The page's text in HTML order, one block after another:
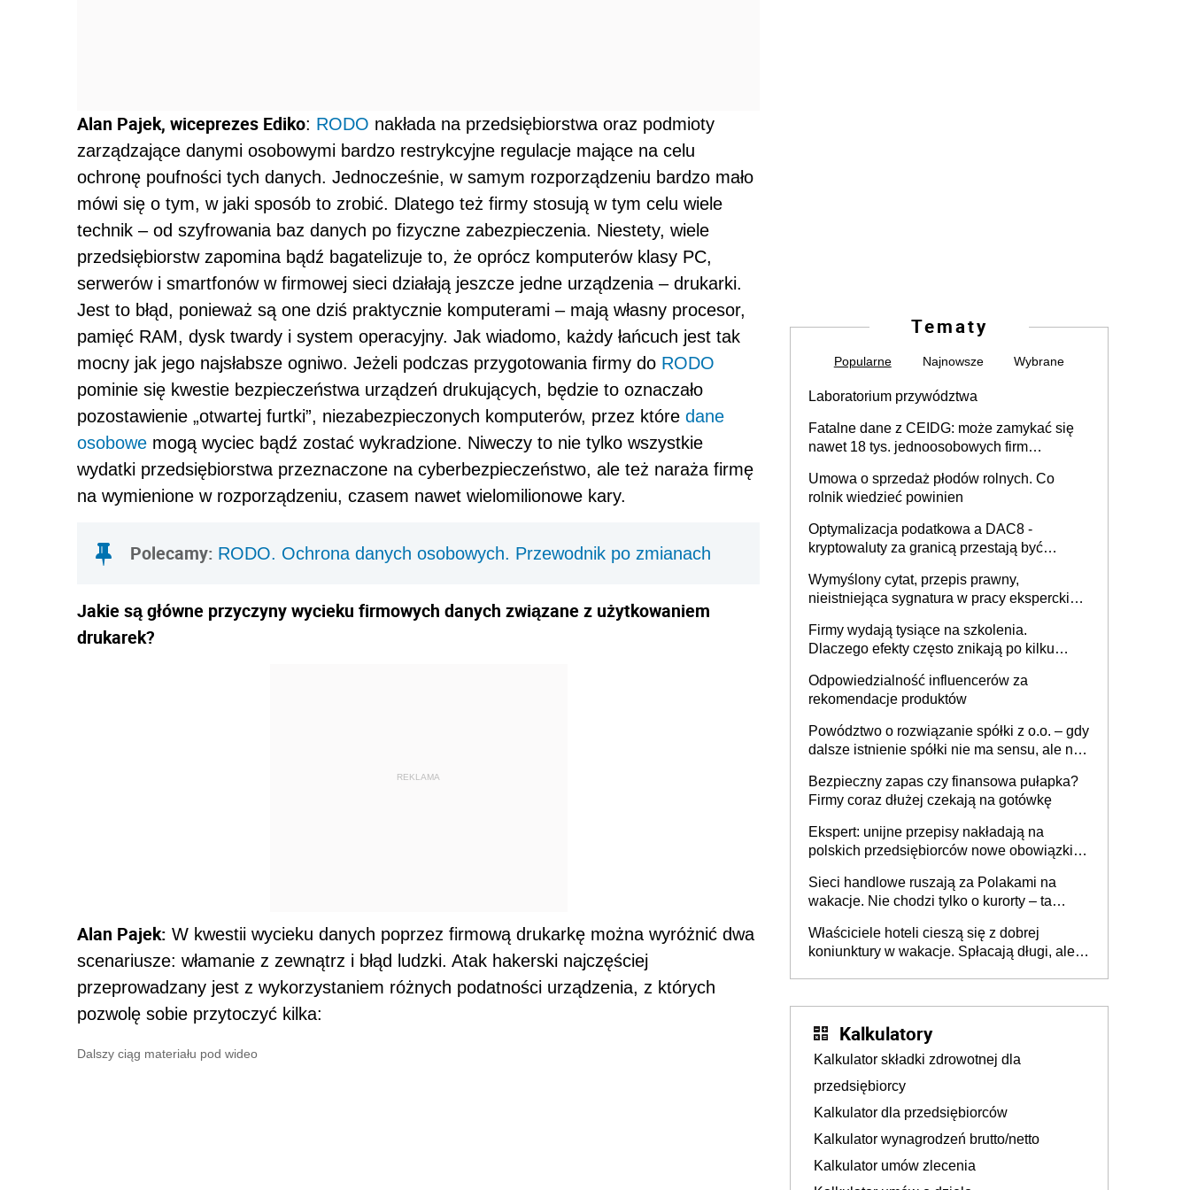
Alan Pajek, wiceprezes Ediko: RODO nakłada na przedsiębiorstwa oraz podmioty
zarządzające danymi osobowymi bardzo restrykcyjne regulacje mające na celu
ochronę poufności tych danych. Jednocześnie, w samym rozporządzeniu bardzo mało
mówi się o tym, w jaki sposób to zrobić. Dlatego też firmy stosują w tym celu wiele
technik – od szyfrowania baz danych po fizyczne zabezpieczenia. Niestety, wiele
przedsiębiorstw zapomina bądź bagatelizuje to, że oprócz komputerów klasy PC,
serwerów i smartfonów w firmowej sieci działają jeszcze jedne urządzenia – drukarki.
Jest to błąd, ponieważ są one dziś praktycznie komputerami – mają własny procesor,
pamięć RAM, dysk twardy i system operacyjny. Jak wiadomo, każdy łańcuch jest tak
mocny jak jego najsłabsze ogniwo. Jeżeli podczas przygotowania firmy do RODO
pominie się kwestie bezpieczeństwa urządzeń drukujących, będzie to oznaczało
pozostawienie „otwartej furtki”, niezabezpieczonych komputerów, przez które dane
osobowe mogą wyciec bądź zostać wykradzione. Niweczy to nie tylko wszystkie
wydatki przedsiębiorstwa przeznaczone na cyberbezpieczeństwo, ale też naraża firmę
na wymienione w rozporządzeniu, czasem nawet wielomilionowe kary.
Polecamy: RODO. Ochrona danych osobowych. Przewodnik po zmianach
Jakie są główne przyczyny wycieku firmowych danych związane z użytkowaniem
drukarek?
REKLAMA
Alan Pajek: W kwestii wycieku danych poprzez firmową drukarkę można wyróżnić dwa
scenariusze: włamanie z zewnątrz i błąd ludzki. Atak hakerski najczęściej
przeprowadzany jest z wykorzystaniem różnych podatności urządzenia, z których
pozwolę sobie przytoczyć kilka:
Dalszy ciąg materiału pod wideo
Tematy
Popularne Najnowsze Wybrane
Laboratorium przywództwa
Fatalne dane z CEIDG: może zamykać się
nawet 18 tys. jednoosobowych firm
Umowa o sprzedaż płodów rolnych. Co
rolnik wiedzieć powinien
Optymalizacja podatkowa a DAC8 -
kryptowaluty za granicą przestają być
Wymyślony cytat, przepis prawny,
nieistniejąca sygnatura w pracy eksperckiej -
firmie
Firmy wydają tysiące na szkolenia.
Dlaczego efekty często znikają po kilku
Odpowiedzialność influencerów za
rekomendacje produktów
Powództwo o rozwiązanie spółki z o.o. – gdy
dalsze istnienie spółki nie ma sensu, ale nie
Bezpieczny zapas czy finansowa pułapka?
Firmy coraz dłużej czekają na gotówkę
Ekspert: unijne przepisy nakładają na
polskich przedsiębiorców nowe obowiązki w
Sieci handlowe ruszają za Polakami na
wakacje. Nie chodzi tylko o kurorty – ta
tam, gdzie wielu spędzi urlop po cichu
Właściciele hoteli cieszą się z dobrej
koniunktury w wakacje. Spłacają długi, ale
Kalkulatory
Kalkulator składki zdrowotnej dla
przedsiębiorcy
Kalkulator dla przedsiębiorców
Kalkulator wynagrodzeń brutto/netto
Kalkulator umów zlecenia